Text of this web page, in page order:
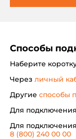
Способы
Наберите
Через личный
Другие способы
Для подключения
Для
8 (800) 240 00 00